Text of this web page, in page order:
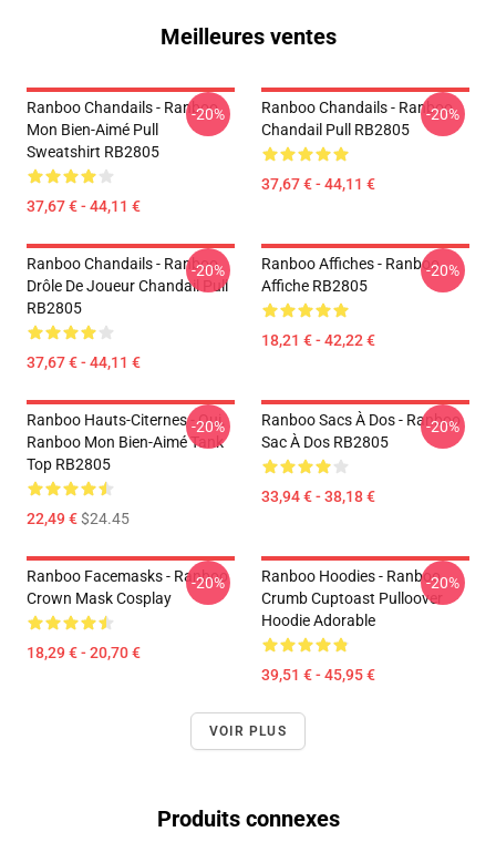
Meilleures ventes
Ranboo Chandails - Ranboo
Mon Bien-Aimé Pull
Sweatshirt RB2805
37,67 € - 44,11 €
-20%
Ranboo Chandails - Ranboo
Chandail Pull RB2805
37,67 € - 44,11 €
-20%
Ranboo Chandails - Ranboo
Drôle De Joueur Chandail Pull
RB2805
37,67 € - 44,11 €
-20%
Ranboo Affiches - Ranboo
Affiche RB2805
18,21 € - 42,22 €
-20%
Ranboo Hauts-Citernes - Oui.
Ranboo Mon Bien-Aimé Tank
Top RB2805
22,49 €$24.45
-20%
Ranboo Sacs À Dos - Ranboo
Sac À Dos RB2805
33,94 € - 38,18 €
-20%
Ranboo Facemasks - Ranboo
Crown Mask Cosplay
18,29 € - 20,70 €
-20%
Ranboo Hoodies - Ranboo
Crumb Cuptoast Pulloover
Hoodie Adorable
39,51 € - 45,95 €
-20%
VOIR PLUS
Produits connexes